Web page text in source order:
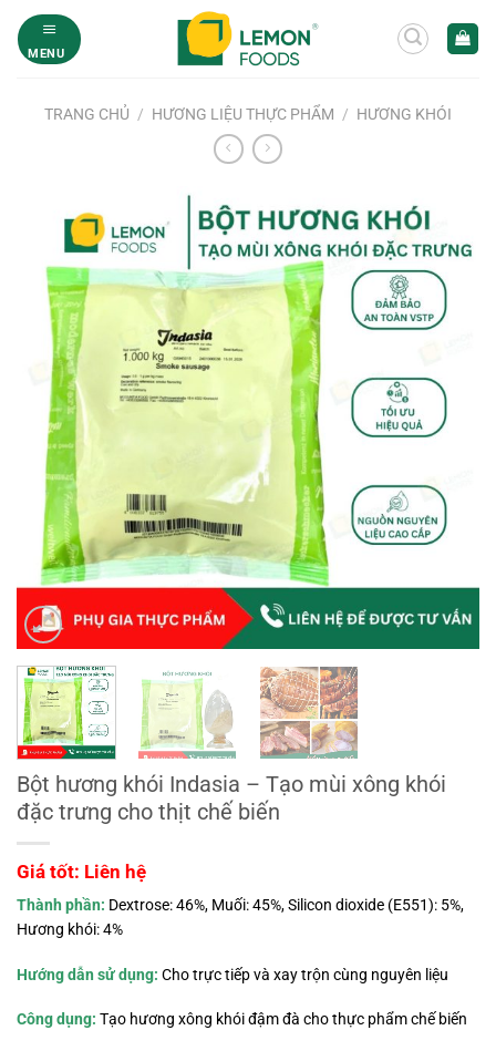
qua
MENU
TRANG CHỦ / HƯƠNG LIỆU THỰC PHẨM / HƯƠNG KHÓI
Bột hương khói Indasia – Tạo mùi xông khói
đặc trưng cho thịt chế biến
Giá tốt: Liên hệ
Thành phần: Dextrose: 46%, Muối: 45%, Silicon dioxide (E551): 5%,
Hương khói: 4%
Hướng dẫn sử dụng: Cho trực tiếp và xay trộn cùng nguyên liệu
Công dụng: Tạo hương xông khói đậm đà cho thực phẩm chế biến